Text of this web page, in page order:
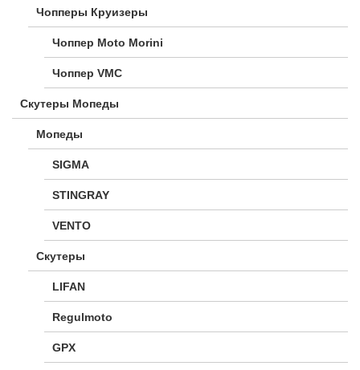
Чопперы Круизеры
Чоппер Moto Morini
Чоппер VMC
Скутеры Мопеды
Мопеды
SIGMA
STINGRAY
VENTO
Скутеры
LIFAN
Regulmoto
GPX